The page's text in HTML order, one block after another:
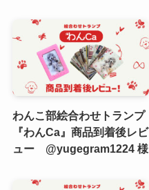
わんこ部絵合わせトランプ
『わんCa』商品到着後レビ
ュー @yugegram1224 様